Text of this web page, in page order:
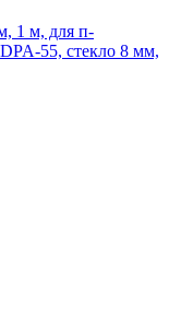
1 м, для п-
55, стекло 8 мм,